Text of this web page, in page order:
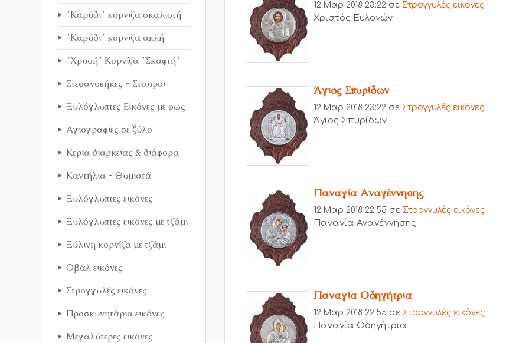
"Καρύδι" κορνίζα σκαλιστή
"Καρύδι" κορνίζα απλή
"Χρυσή" Κορνίζα "Σκαφτή"
Στεφανοθήκες - Σταυροί
Ξυλόγλυπτες Εικόνες με φως
Αγιογραφίες σε ξύλο
Κεριά διαρκείας & διάφορα
Καντήλια - Θυμιατά
Ξυλόγλυπτες εικόνες
Ξυλόγλυπτες εικόνες με τζάμι
Ξύλινη κορνίζα με τζάμι
Οβάλ εικόνες
Στρογγυλές εικόνες
Προσκυνητάρια εικόνες
Μεγαλύτερες εικόνες
12 Μαρ 2018 23:22 σε Στρογγυλές εικόνες
Χριστός Ευλογών
Άγιος Σπυρίδων
12 Μαρ 2018 23:22 σε Στρογγυλές εικόνες
Άγιος Σπυρίδων
Παναγία Αναγέννησης
12 Μαρ 2018 22:55 σε Στρογγυλές εικόνες
Παναγία Αναγέννησης
Παναγία Οδηγήτρια
12 Μαρ 2018 22:55 σε Στρογγυλές εικόνες
Παναγία Οδηγήτρια